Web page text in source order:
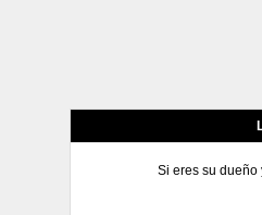
Si eres su dueño